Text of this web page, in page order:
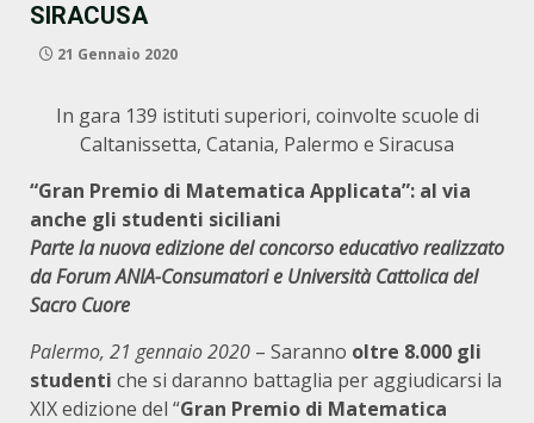
SIRACUSA
21 Gennaio 2020
In gara 139 istituti superiori, coinvolte scuole di
Caltanissetta, Catania, Palermo e Siracusa
“Gran Premio di Matematica Applicata”: al via
anche gli studenti siciliani
Parte la nuova edizione del concorso educativo realizzato
da Forum ANIA-Consumatori e Università Cattolica del
Sacro Cuore
Palermo, 21 gennaio 2020 – Saranno oltre 8.000 gli
studenti che si daranno battaglia per aggiudicarsi la
XIX edizione del “Gran Premio di Matematica